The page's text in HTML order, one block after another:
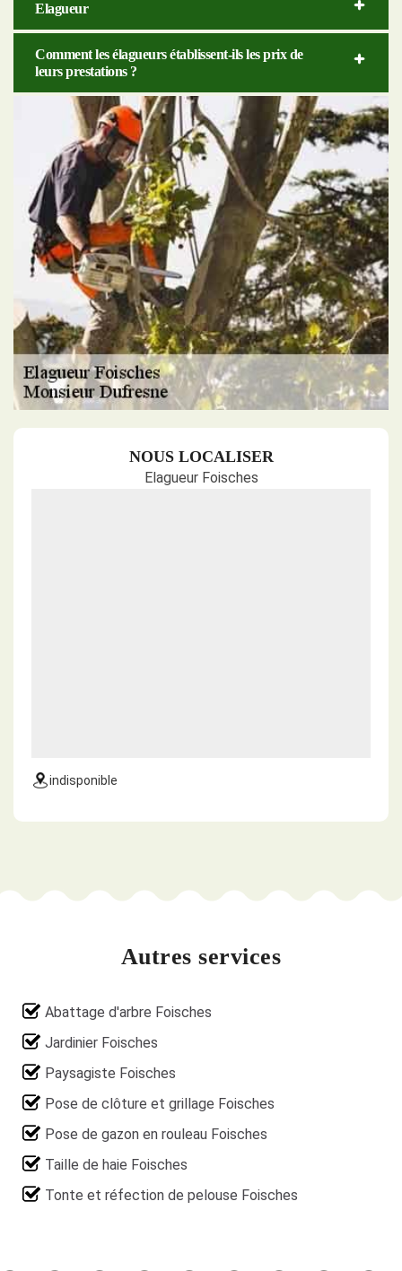
Elagueur
Comment les élagueurs établissent-ils les prix de
leurs prestations ?
NOUS LOCALISER
Elagueur Foisches
indisponible
Autres services
Abattage d'arbre Foisches
Jardinier Foisches
Paysagiste Foisches
Pose de clôture et grillage Foisches
Pose de gazon en rouleau Foisches
Taille de haie Foisches
Tonte et réfection de pelouse Foisches